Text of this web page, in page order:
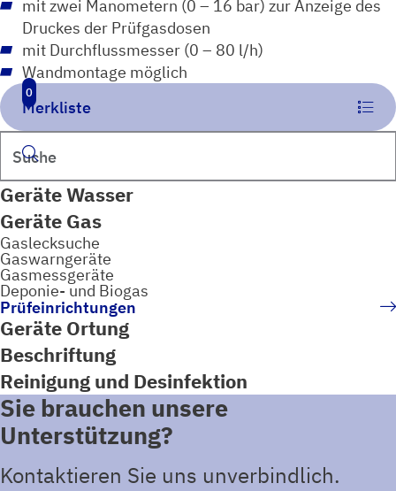
Merkliste
0
Suchen
Geräte Wasser
Geräte Gas
Gaslecksuche
Gaswarngeräte
Gasmessgeräte
Deponie- und Biogas
Prüfeinrichtungen
Geräte Ortung
Beschriftung
Reinigung und Desinfektion
mit zwei Manometern (0 – 16 bar) zur Anzeige des
Druckes der Prüfgasdosen
mit Durchflussmesser (0 – 80 l/h)
Wandmontage möglich
Sie brauchen unsere
Unterstützung?
Kontaktieren Sie uns unverbindlich.